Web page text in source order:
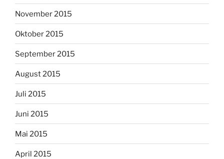
November 2015
Oktober 2015
September 2015
August 2015
Juli 2015
Juni 2015
Mai 2015
April 2015